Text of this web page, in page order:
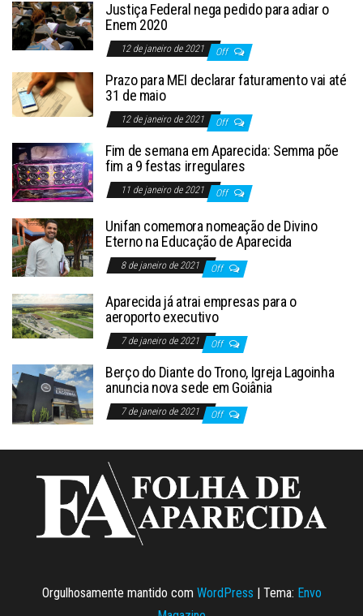
Justiça Federal nega pedido para adiar o
Enem 2020
12 de janeiro de 2021 Off
Prazo para MEI declarar faturamento vai até
31 de maio
12 de janeiro de 2021 Off
Fim de semana em Aparecida: Semma põe
fim a 9 festas irregulares
11 de janeiro de 2021 Off
Unifan comemora nomeação de Divino
Eterno na Educação de Aparecida
8 de janeiro de 2021 Off
Aparecida já atrai empresas para o
aeroporto executivo
7 de janeiro de 2021 Off
Berço do Diante do Trono, Igreja Lagoinha
anuncia nova sede em Goiânia
7 de janeiro de 2021 Off
Orgulhosamente mantido com WordPress | Tema: Envo